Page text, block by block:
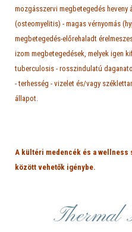
mozgásszervi megbetegedés
(osteomyelitis) - magas vérnyomás
megbetegedés-előrehaladt
izom megbetegedések, melyek igen
tuberculosis - rosszindulatú
- terhesség - vizelet és/vagy
állapot.
A kültéri medencék és a wellness
között vehetők igénybe.
Thermal